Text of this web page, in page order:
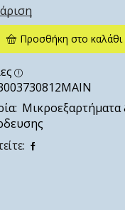
Προσθήκη στο καλάθι
Μικροεξαρτήματα